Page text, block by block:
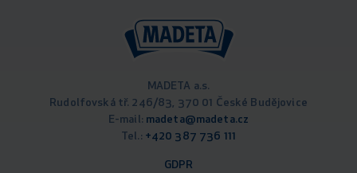
MADETA a.s.
Rudolfovská tř. 246/83, 370 01 České Budějovice
E-mail: madeta@madeta.cz
Tel.: +420 387 736 111
GDPR